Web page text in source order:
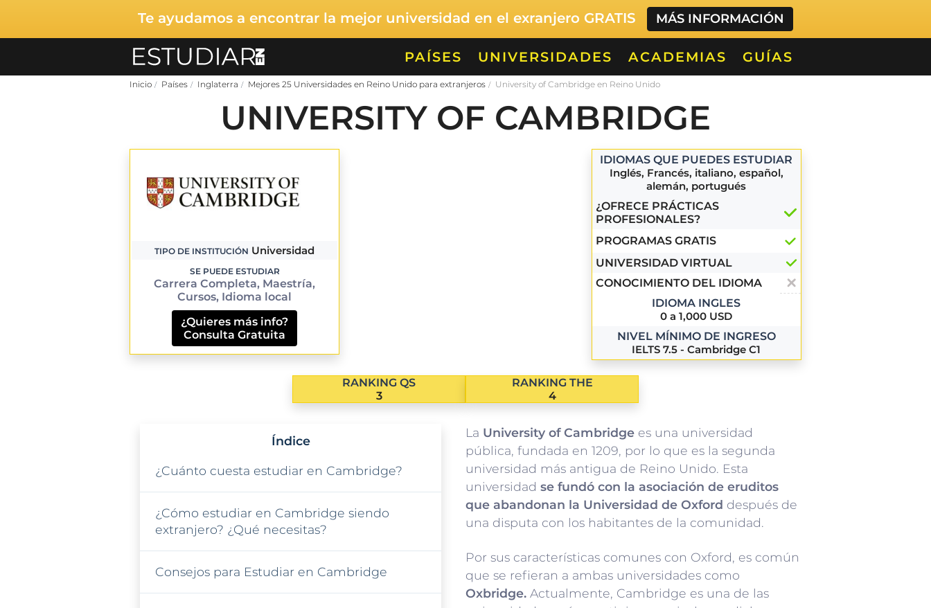
Te ayudamos a encontrar la mejor universidad en el exranjero GRATIS MÁS INFORMACIÓN
PAÍSES UNIVERSIDADES ACADEMIAS GUÍAS
Inicio Países Inglaterra Mejores 25 Universidades en Reino Unido para extranjeros University of Cambridge en Reino Unido
UNIVERSITY OF CAMBRIDGE
TIPO DE INSTITUCIÓN Universidad
SE PUEDE ESTUDIAR
Carrera Completa, Maestría,
Cursos, Idioma local
¿Quieres más info?
Consulta Gratuita
IDIOMAS QUE PUEDES ESTUDIAR
Inglés, Francés, italiano, español,
alemán, portugués
¿OFRECE PRÁCTICAS
PROFESIONALES?
PROGRAMAS GRATIS
UNIVERSIDAD VIRTUAL
CONOCIMIENTO DEL IDIOMA
IDIOMA INGLES
0 a 1,000 USD
NIVEL MÍNIMO DE INGRESO
IELTS 7.5 - Cambridge C1
RANKING QS
3
RANKING THE
4
Índice
¿Cuánto cuesta estudiar en Cambridge?
¿Cómo estudiar en Cambridge siendo
extranjero? ¿Qué necesitas?
Consejos para Estudiar en Cambridge
La University of Cambridge es una universidad
pública, fundada en 1209, por lo que es la segunda
universidad más antigua de Reino Unido. Esta
universidad se fundó con la asociación de eruditos
que abandonan la Universidad de Oxford después de
una disputa con los habitantes de la comunidad.
Por sus características comunes con Oxford, es común
que se refieran a ambas universidades como
Oxbridge. Actualmente, Cambridge es una de las